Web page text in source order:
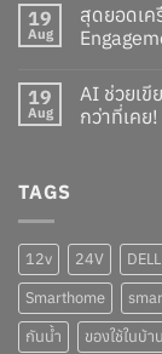
19
Aug
สุดยอดเค
19
Aug
AI ช่วยเ
กว่าที่เคย!
TAGS
12v 24V DELL
Smarthome
กันน้ำ
ของใช้ในบ้าน